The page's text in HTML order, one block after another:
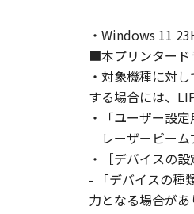
Canon
as
5.
You
directly
6.
・Windows 11
■本プリンタード
・対象機種に対
する場合には、
・「ユーザー設
レーザービーム
・［デバイスの
- 「デバイスの種
力となる場合があ